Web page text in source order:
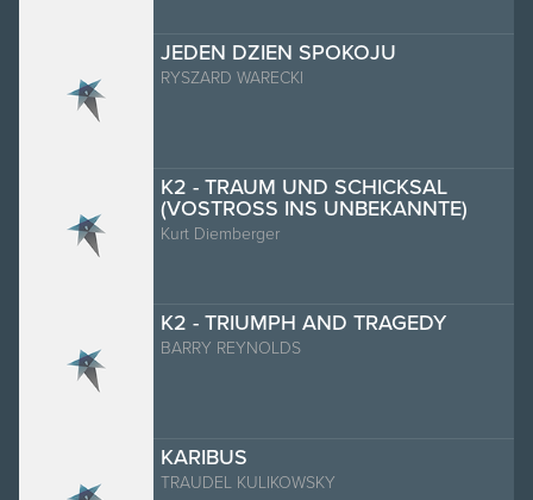
JEDEN DZIEN SPOKOJU
RYSZARD WARECKI
K2 - TRAUM UND SCHICKSAL
(VOSTROSS INS UNBEKANNTE)
Kurt Diemberger
K2 - TRIUMPH AND TRAGEDY
BARRY REYNOLDS
KARIBUS
TRAUDEL KULIKOWSKY